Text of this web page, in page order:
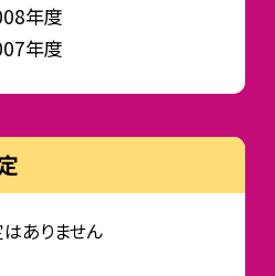
年度
年度
ありません